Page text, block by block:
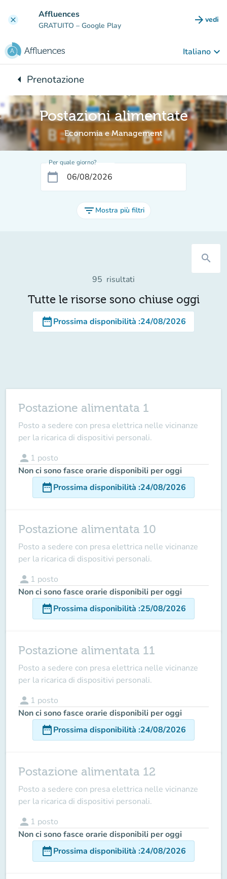
clear Affluences
GRATUITO – Google Play arrow_forward vedi
Italiano keyboard_arrow_down
arrow_leftTorna a:
Prenotazione
Postazioni alimentate
Economia e Management
Per quale giorno?
calendar_today
filter_list Mostra più filtri
search
95 risultati
Tutte le risorse sono chiuse oggi
date_rangeProssima disponibilità :24/08/2026
Postazione alimentata 1
Posto a sedere con presa elettrica nelle vicinanze
per la ricarica di dispositivi personali.
person 1 posto
Non ci sono fasce orarie disponibili per oggi
date_rangeProssima disponibilità :24/08/2026
Postazione alimentata 10
Posto a sedere con presa elettrica nelle vicinanze
per la ricarica di dispositivi personali.
person 1 posto
Non ci sono fasce orarie disponibili per oggi
date_rangeProssima disponibilità :25/08/2026
Postazione alimentata 11
Posto a sedere con presa elettrica nelle vicinanze
per la ricarica di dispositivi personali.
person 1 posto
Non ci sono fasce orarie disponibili per oggi
date_rangeProssima disponibilità :24/08/2026
Postazione alimentata 12
Posto a sedere con presa elettrica nelle vicinanze
per la ricarica di dispositivi personali.
person 1 posto
Non ci sono fasce orarie disponibili per oggi
date_rangeProssima disponibilità :24/08/2026